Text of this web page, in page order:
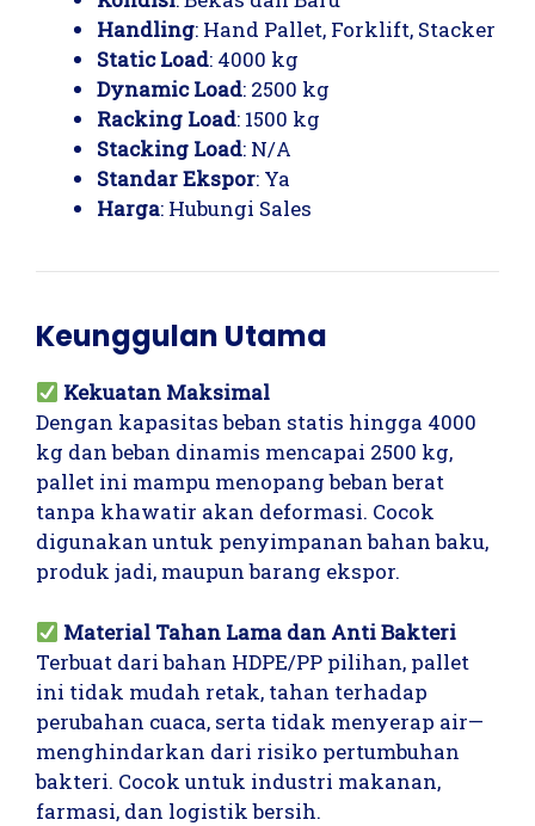
Handling: Hand Pallet, Forklift, Stacker
Static Load: 4000 kg
Dynamic Load: 2500 kg
Racking Load: 1500 kg
Stacking Load: N/A
Standar Ekspor: Ya
Harga: Hubungi Sales
Keunggulan Utama
Kekuatan Maksimal
Dengan kapasitas beban statis hingga 4000
kg dan beban dinamis mencapai 2500 kg,
pallet ini mampu menopang beban berat
tanpa khawatir akan deformasi. Cocok
digunakan untuk penyimpanan bahan baku,
produk jadi, maupun barang ekspor.
Material Tahan Lama dan Anti Bakteri
Terbuat dari bahan HDPE/PP pilihan, pallet
ini tidak mudah retak, tahan terhadap
perubahan cuaca, serta tidak menyerap air—
menghindarkan dari risiko pertumbuhan
bakteri. Cocok untuk industri makanan,
farmasi, dan logistik bersih.